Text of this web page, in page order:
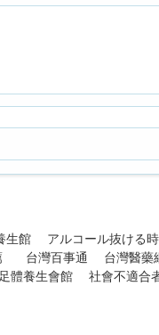
生館 アルコール抜ける
台灣百事通 台灣醫藥
體養生會館 社會不適合